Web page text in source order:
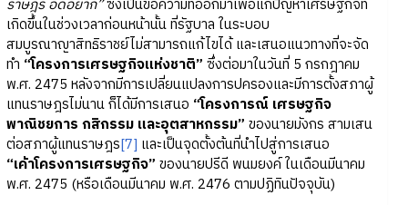
ราษฎร อดอยาก”ซึ่งเป็นข้อความที่ออกมาเพื่อแก้ปัญหาเศรษฐกิจที่
เกิดขึ้นในช่วงเวลาก่อนหน้านั้น ที่รัฐบาล ในระบอบ
สมบูรณาญาสิทธิราชย์ไม่สามารถแก้ไขได้ และเสนอแนวทางที่จะจัด
ทำ “โครงการเศรษฐกิจแห่งชาติ” ซึ่งต่อมาในวันที่ 5 กรกฎาคม
พ.ศ. 2475 หลังจากมีการเปลี่ยนแปลงการปครองและมีการตั้งสภาผู้
แทนราษฎรไม่นาน ก็ได้มีการเสนอ “โครงการณ์ เศรษฐกิจ
พาณิชยการ กสิกรรม และอุตสาหกรรม” ของนายมังกร สามเสน
ต่อสภาผู้แทนราษฎร[7] และเป็นจุดตั้งต้นที่นำไปสู่การเสนอ
“เค้าโครงการเศรษฐกิจ” ของนายปรีดี พนมยงค์ ในเดือนมีนาคม
พ.ศ. 2475 (หรือเดือนมีนาคม พ.ศ. 2476 ตามปฏิทินปัจจุบัน)